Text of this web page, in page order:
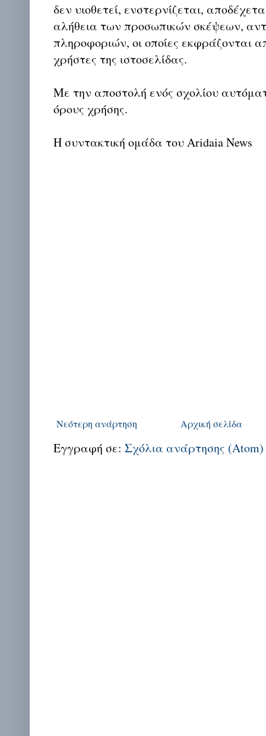
δεν υιοθετεί, ενστερνίζεται,
αλήθεια των προσωπικών σκέψεων,
πληροφοριών, οι οποίες εκφράζονται
χρήστες της ιστοσελίδας.
Με την αποστολή ενός σχολίου
όρους χρήσης.
Η συντακτική ομάδα του Aridaia News
Νεότερη ανάρτηση Αρχική σελίδα
Εγγραφή σε: Σχόλια ανάρτησης (Atom)